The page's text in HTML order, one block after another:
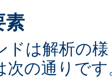
素
ドは解析の
次の通りです